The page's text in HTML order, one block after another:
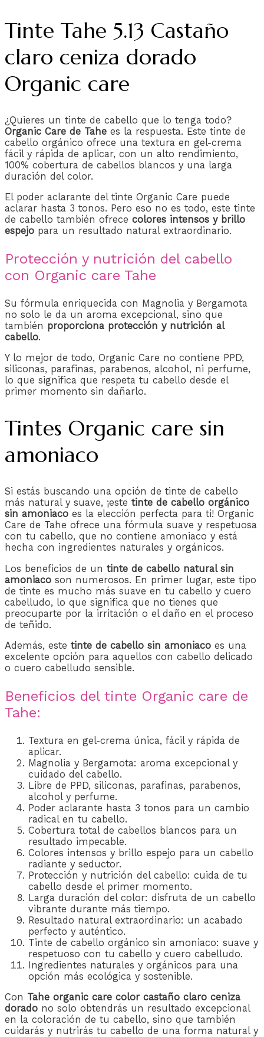
Tinte Tahe 5.13 Castaño
claro ceniza dorado
Organic care
¿Quieres un tinte de cabello que lo tenga todo?
Organic Care de Tahe es la respuesta. Este tinte de
cabello orgánico ofrece una textura en gel-crema
fácil y rápida de aplicar, con un alto rendimiento,
100% cobertura de cabellos blancos y una larga
duración del color.
El poder aclarante del tinte Organic Care puede
aclarar hasta 3 tonos. Pero eso no es todo, este tinte
de cabello también ofrece colores intensos y brillo
espejo para un resultado natural extraordinario.
Protección y nutrición del cabello
con Organic care Tahe
Su fórmula enriquecida con Magnolia y Bergamota
no solo le da un aroma excepcional, sino que
también proporciona protección y nutrición al
cabello.
Y lo mejor de todo, Organic Care no contiene PPD,
siliconas, parafinas, parabenos, alcohol, ni perfume,
lo que significa que respeta tu cabello desde el
primer momento sin dañarlo.
Tintes Organic care sin
amoniaco
Si estás buscando una opción de tinte de cabello
más natural y suave, ¡este tinte de cabello orgánico
sin amoniaco es la elección perfecta para ti! Organic
Care de Tahe ofrece una fórmula suave y respetuosa
con tu cabello, que no contiene amoniaco y está
hecha con ingredientes naturales y orgánicos.
Los beneficios de un tinte de cabello natural sin
amoniaco son numerosos. En primer lugar, este tipo
de tinte es mucho más suave en tu cabello y cuero
cabelludo, lo que significa que no tienes que
preocuparte por la irritación o el daño en el proceso
de teñido.
Además, este tinte de cabello sin amoniaco es una
excelente opción para aquellos con cabello delicado
o cuero cabelludo sensible.
Beneficios del tinte Organic care de
Tahe:
Textura en gel-crema única, fácil y rápida de
aplicar.
Magnolia y Bergamota: aroma excepcional y
cuidado del cabello.
Libre de PPD, siliconas, parafinas, parabenos,
alcohol y perfume.
Poder aclarante hasta 3 tonos para un cambio
radical en tu cabello.
Cobertura total de cabellos blancos para un
resultado impecable.
Colores intensos y brillo espejo para un cabello
radiante y seductor.
Protección y nutrición del cabello: cuida de tu
cabello desde el primer momento.
Larga duración del color: disfruta de un cabello
vibrante durante más tiempo.
Resultado natural extraordinario: un acabado
perfecto y auténtico.
Tinte de cabello orgánico sin amoniaco: suave y
respetuoso con tu cabello y cuero cabelludo.
Ingredientes naturales y orgánicos para una
opción más ecológica y sostenible.
Con Tahe organic care color castaño claro ceniza
dorado no solo obtendrás un resultado excepcional
en la coloración de tu cabello, sino que también
cuidarás y nutrirás tu cabello de una forma natural y